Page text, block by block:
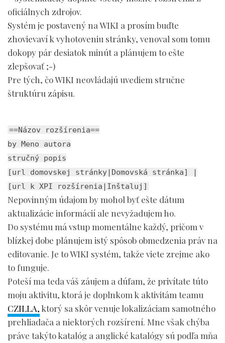
oficiálnych zdrojov.
Systém je postavený na WIKI a prosím buďte
zhovievaví k vyhotoveniu stránky, venoval som tomu
dokopy pár desiatok minút a plánujem to ešte
zlepšovať ;-)
Pre tých, čo WIKI neovládajú uvediem stručne
štruktúru zápisu.
==Názov rozšírenia==
by Meno autora
stručný popis
[url domovskej stránky|Domovská stránka] |
[url k XPI rozšírenia|Inštaluj]
Nepovinným údajom by mohol byť ešte dátum
aktualizácie informácií ale nevyžadujem ho.
Do systému má vstup momentálne každý, pričom v
blízkej dobe plánujem istý spôsob obmedzenia práv na
editovanie. Je to WIKI systém, takže viete zrejme ako
to funguje.
Poteší ma teda váš záujem a dúfam, že privítate túto
moju aktivitu, ktorá je doplnkom k aktivitám teamu
CZILLA, ktorý sa skôr venuje lokalizáciam samotného
prehliadača a niektorých rozšírení. Mne však chýba
práve takýto katalóg a anglické katalógy sú podľa mňa